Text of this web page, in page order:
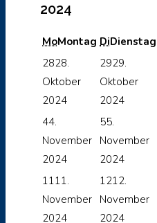
2024
MoMontag DiDienstag
2828.
Oktober
2024
2929.
Oktober
2024
44.
November
2024
55.
November
2024
1111.
November
2024
1212.
November
2024